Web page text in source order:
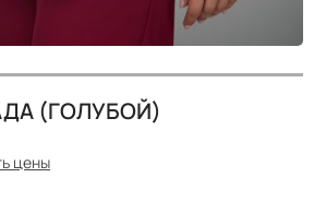
(ГОЛУБОЙ)
цены